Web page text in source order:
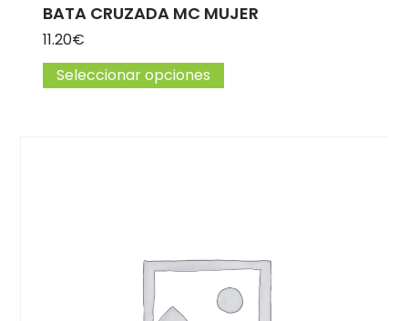
BATA CRUZADA MC MUJER
11.20€
Seleccionar opciones